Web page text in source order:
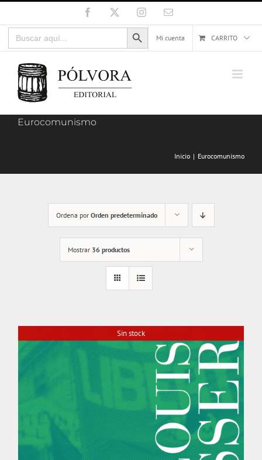
al
contenido
Facebook InstagramCorreo
Buscar:
Botón de búsqueda
Mi cuenta
CARRITO
Eurocomunismo
Inicio Eurocomunismo
Ordena por Orden predeterminado
Mostrar 36 productos
Sin stock